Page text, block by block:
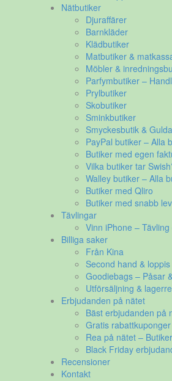
Nätbutiker
Djuraffärer
Barnkläder
Klädbutiker
Matbutiker &
Möbler &
Parfymbutiker –
Prylbutiker
Skobutiker
Sminkbutiker
Smyckesbutik &
PayPal butiker – Alla
Butiker med egen
Vilka butiker tar
Walley butiker – Alla
Butiker med Qliro
Butiker med snabb
Tävlingar
Vinn iPhone –
Billiga saker
Från Kina
Second hand & loppis
Goodiebags – Påsar
Utförsäljning &
Erbjudanden på nätet
Bäst erbjudanden på
Gratis
Rea på nätet –
Black Friday
Recensioner
Kontakt